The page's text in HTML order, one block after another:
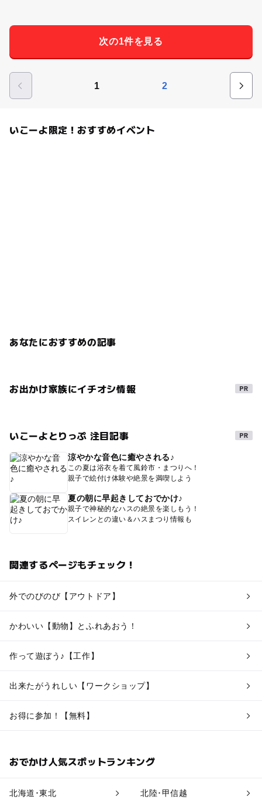
次の1件を見る
1 2
いこーよ限定！おすすめイベント
あなたにおすすめの記事
お出かけ家族にイチオシ情報
いこーよとりっぷ 注目記事
涼やかな音色に癒やされる♪
この夏は浴衣を着て風鈴市・まつりへ！
親子で絵付け体験や絶景を満喫しよう
夏の朝に早起きしておでかけ♪
親子で神秘的なハスの絶景を楽しもう！
スイレンとの違い＆ハスまつり情報も
関連するページもチェック！
外でのびのび【アウトドア】
かわいい【動物】とふれあおう！
作って遊ぼう♪【工作】
出来たがうれしい【ワークショップ】
お得に参加！【無料】
おでかけ人気スポットランキング
北海道･東北 北陸･甲信越